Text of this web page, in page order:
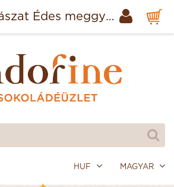
MAGYAR
HUF
Jónás Borászat Édes meggybor 0,75l